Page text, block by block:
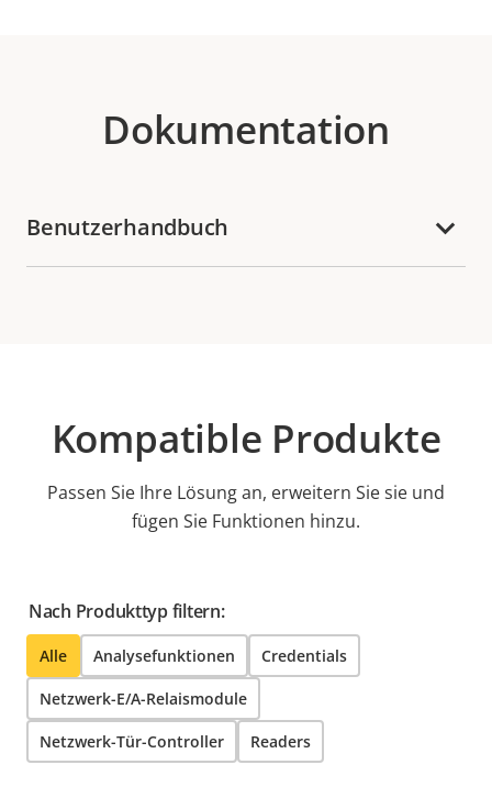
Dokumentation
Benutzerhandbuch
Kompatible Produkte
Passen Sie Ihre Lösung an, erweitern Sie sie und
fügen Sie Funktionen hinzu.
Nach Produkttyp filtern:
Alle Analysefunktionen Credentials
Netzwerk-E/A-Relaismodule
Netzwerk-Tür-Controller Readers